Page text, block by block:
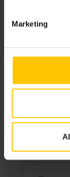
Marketing
Open paving
Shopping
Contact us
MBI offers a
we will